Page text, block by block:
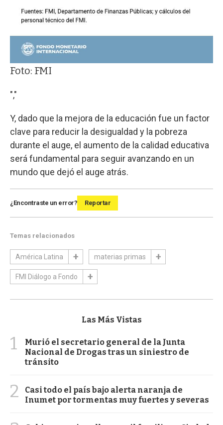
Foto: FMI
","
Y, dado que la mejora de la educación fue un factor
clave para reducir la desigualdad y la pobreza
durante el auge, el aumento de la calidad educativa
será fundamental para seguir avanzando en un
mundo que dejó el auge atrás.
¿Encontraste un error? Reportar
Temas relacionados
América Latina materias primas
FMI Diálogo a Fondo
Las Más Vistas
1
Murió el secretario general de la Junta
Nacional de Drogas tras un siniestro de
tránsito
2
Casi todo el país bajo alerta naranja de
Inumet por tormentas muy fuertes y severas